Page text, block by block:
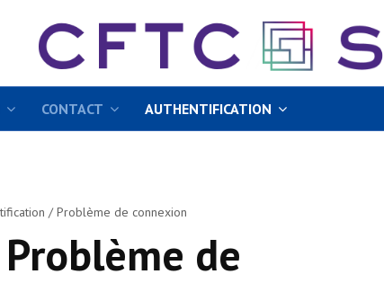
CONTACT AUTHENTIFICATION
/ Problème de connexion
de